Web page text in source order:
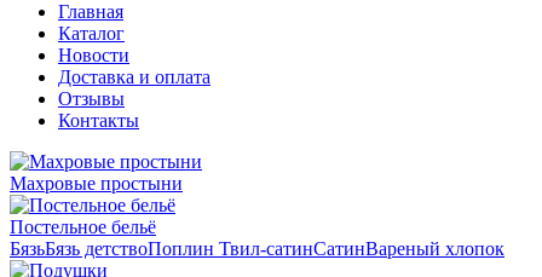
Главная
Каталог
Новости
Доставка и оплата
Отзывы
Контакты
Махровые простыни
Постельное бельё
БязьБязь детствоПоплин Твил-сатинСатинВареный хлопок